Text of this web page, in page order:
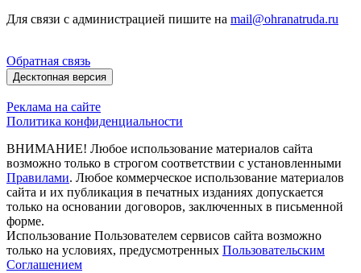
Для связи с администрацией пишите на mail@ohranatruda.ru
Обратная связь
Десктопная версия
Реклама на сайте
Политика конфиденциальности
ВНИМАНИЕ! Любое использование материалов сайта
возможно только в строгом соответствии с установленными
Правилами. Любое коммерческое использование материалов
сайта и их публикация в печатных изданиях допускается
только на основании договоров, заключенных в письменной
форме.
Использование Пользователем сервисов сайта возможно
только на условиях, предусмотренных Пользовательским
Соглашением